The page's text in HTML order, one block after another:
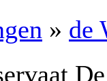
» de